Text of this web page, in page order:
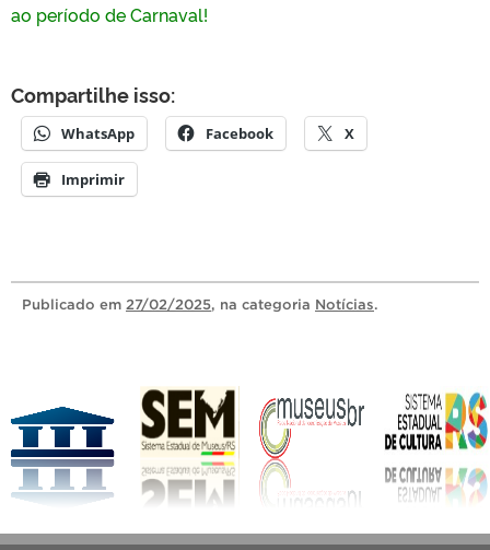
ao período de Carnaval!
Compartilhe isso:
WhatsApp Facebook X
Imprimir
Publicado em 27/02/2025, na categoria Notícias.